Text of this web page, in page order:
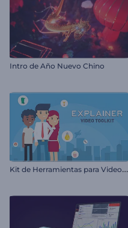
Intro de Año Nuevo Chino
K
it de Herramientas para Videos Explicativos